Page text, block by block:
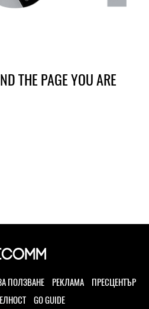
THE PAGE YOU ARE
ПОЛЗВАНЕ РЕКЛАМА
ПРЕСЦЕНТЪР
GO GUIDE